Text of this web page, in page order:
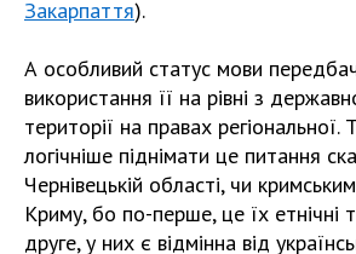
Закарпаття).
А особливий статус мови
використання її на рівні з
території на правах регіональної.
логічніше піднімати це питання
Чернівецькій області, чи
Криму, бо по-перше, це їх етнічні
друге, у них є відмінна від